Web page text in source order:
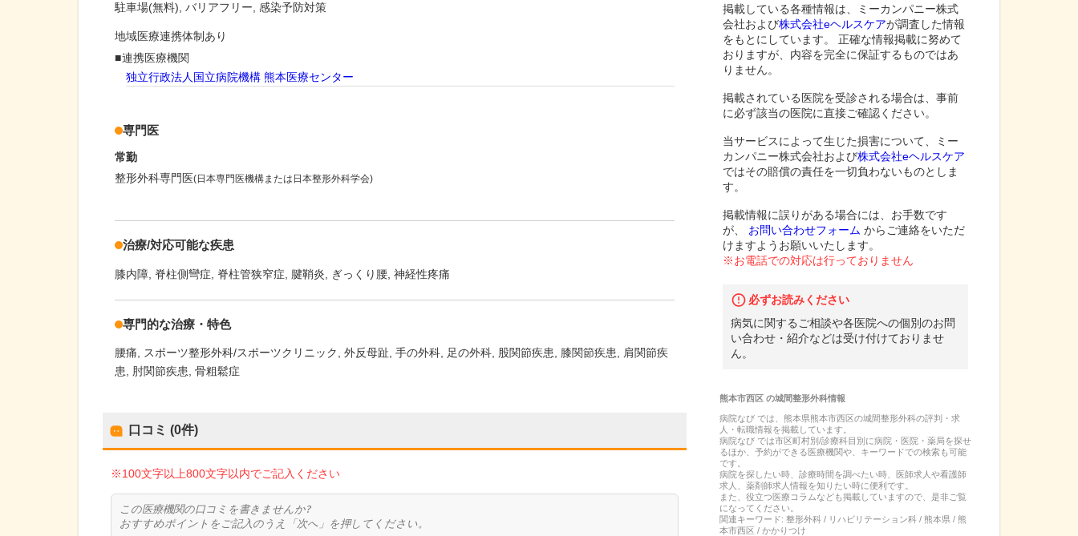
駐車場(無料) バリアフリー 感染予防対策
地域医療連携体制あり
連携医療機関
独立行政法人国立病院機構 熊本医療センター
専門医
常勤
整形外科専門医(日本専門医機構または日本整形外科学会)
治療/対応可能な疾患
膝内障 脊柱側彎症 脊柱管狭窄症 腱鞘炎 ぎっくり腰 神経性疼痛
専門的な治療・特色
腰痛 スポーツ整形外科/スポーツクリニック 外反母趾 手の外科 足の外科 股関節疾患 膝関節疾患
肩関節疾
患
肘関節疾患 骨粗鬆症
口コミ (0件)
※100文字以上800文字以内でご記入ください
掲載している各種情報は、ミーカンパニー株式
会社および株式会社eヘルスケアが調査した情報
をもとにしています。 正確な情報掲載に努めて
おりますが、内容を完全に保証するものではあ
りません。
掲載されている医院を受診される場合は、事前
に必ず該当の医院に直接ご確認ください。
当サービスによって生じた損害について、ミー
カンパニー株式会社および株式会社eヘルスケア
ではその賠償の責任を一切負わないものとしま
す。
掲載情報に誤りがある場合には、お手数です
が、
お問い合わせフォーム からご連絡をいただ
けますようお願いいたします。
※お電話での対応は行っておりません
必ずお読みください
病気に関するご相談や各医院への個別のお問
い合わせ・紹介などは受け付けておりませ
ん。
熊本市西区の城間整形外科情報
病院なび では、 熊本県熊本市西区の城間整形外科の評判・求
人・転職情報を掲載しています。
病院なび では市区町村別/診療科目別に病院・医院・薬局を探せ
るほか、予約ができる医療機関や、キーワードでの検索も可能
です。
病院を探したい時、診療時間を調べたい時、医師求人や看護師
求人、薬剤師求人情報を知りたい時に便利です。
また、役立つ医療コラムなども掲載していますので、是非ご覧
になってください。
関連キーワード: 整形外科 / リハビリテーション科 / 熊本県 / 熊
本市西区 / かかりつけ